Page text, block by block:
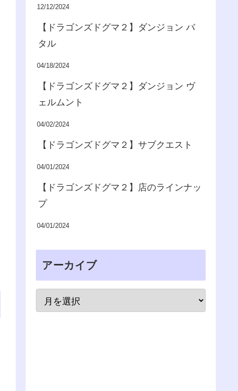
12/12/2024
【ドラゴンズドグマ２】ダンジョン バ
タル
04/18/2024
【ドラゴンズドグマ２】ダンジョン ヴ
ェルムント
04/02/2024
【ドラゴンズドグマ２】サブクエスト
04/01/2024
【ドラゴンズドグマ２】店のラインナッ
プ
04/01/2024
アーカイブ